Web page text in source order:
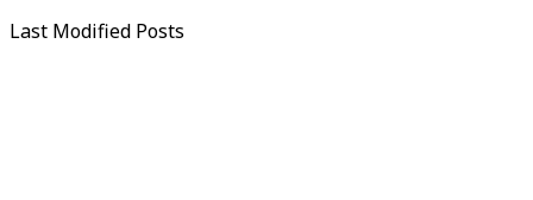
Last Modified Posts